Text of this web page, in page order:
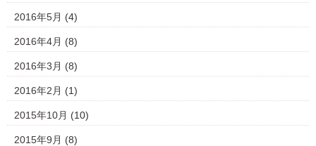
2016年5月 (4)
2016年4月 (8)
2016年3月 (8)
2016年2月 (1)
2015年10月 (10)
2015年9月 (8)